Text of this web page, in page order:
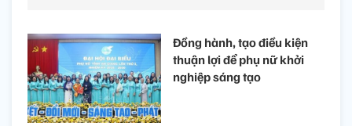
Đồng hành, tạo điều kiện
thuận lợi để phụ nữ khởi
nghiệp sáng tạo